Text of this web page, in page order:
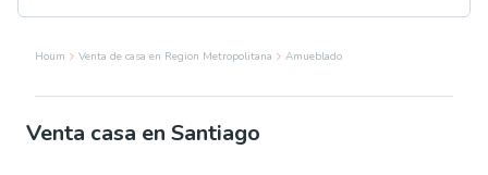
Houm Venta de casa en Region Metropolitana Amueblado
Venta casa en Santiago